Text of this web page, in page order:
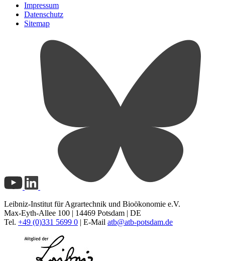
Impressum
Datenschutz
Sitemap
Leibniz-Institut für Agrartechnik und Bioökonomie e.V.
Max-Eyth-Allee 100 | 14469 Potsdam | DE
Tel. +49 (0)331 5699 0 | E-Mail atb@atb-potsdam.de